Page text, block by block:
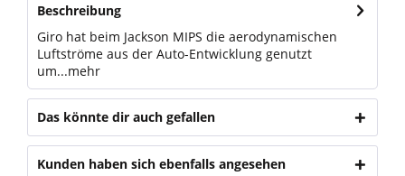
Beschreibung
Giro hat beim Jackson MIPS die aerodynamischen
Luftströme aus der Auto-Entwicklung genutzt
um...mehr
Das könnte dir auch gefallen
Kunden haben sich ebenfalls angesehen